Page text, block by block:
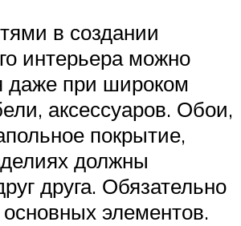
в создании
интерьера можно
даже при широком
аксессуаров. Обои,
покрытие,
должны
друга. Обязательно
элементов.